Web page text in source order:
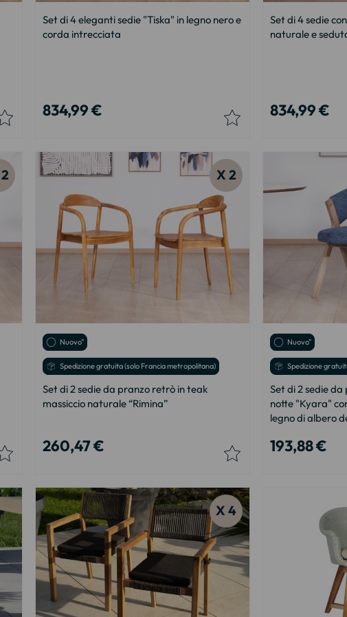
Set di 4 eleganti sedie "Tiska" in legno nero e
corda intrecciata
834,99 €
Set di 4 sedie
naturale e
834,99 €
X 2
Nuovo"
Spedizione gratuita (solo Francia metropolitana)
Set di 2 sedie da pranzo retrò in teak
massiccio naturale “Rimina”
260,47 €
Nuovo"
Spedizione
Set di 2 sedie
notte "Kyara"
legno di albero
193,88 €
X 4